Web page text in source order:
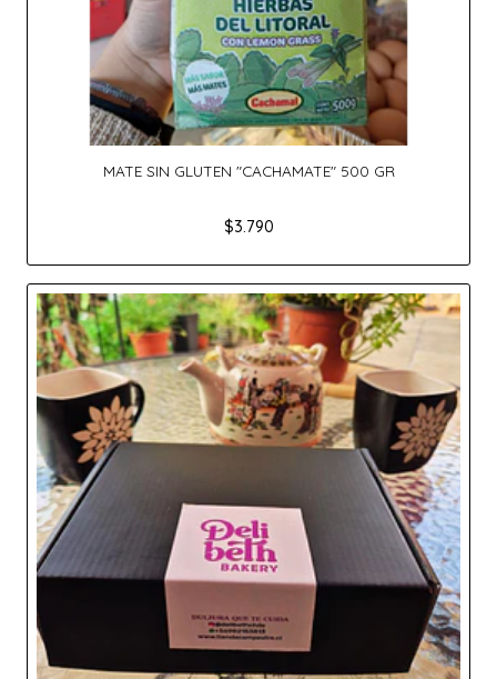
MATE SIN GLUTEN "CACHAMATE" 500 GR
$3.790